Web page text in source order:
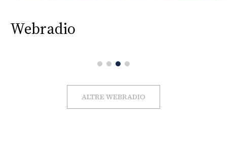
Webradio
ALTRE WEBRADIO